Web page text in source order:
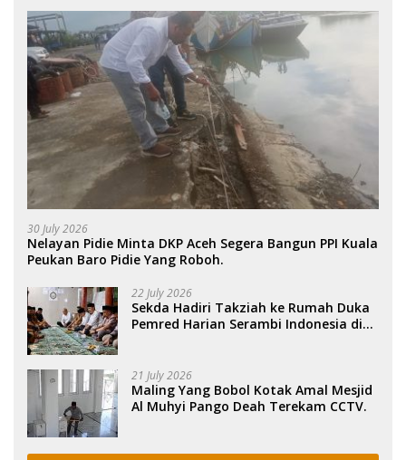
30 July 2026
Nelayan Pidie Minta DKP Aceh Segera Bangun PPI Kuala
Peukan Baro Pidie Yang Roboh.
22 July 2026
Sekda Hadiri Takziah ke Rumah Duka
Pemred Harian Serambi Indonesia di
21 July 2026
Maling Yang Bobol Kotak Amal Mesjid
Al Muhyi Pango Deah Terekam CCTV.